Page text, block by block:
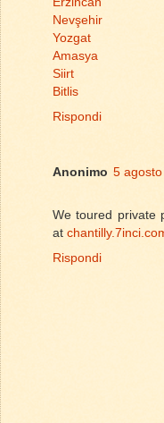
Nevşehir
Yozgat
Amasya
Siirt
Bitlis
Rispondi
Anonimo 5
We toured private
at
Rispondi